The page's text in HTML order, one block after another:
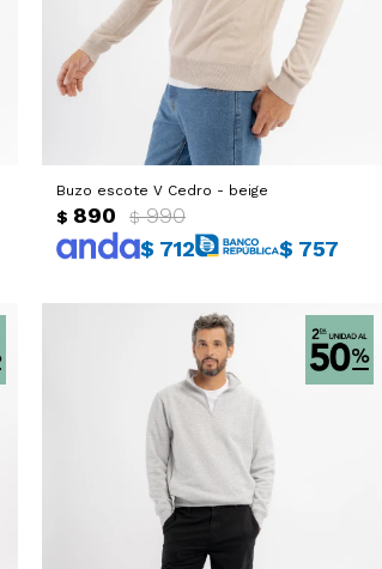
Buzo escote V Cedro - beige
$ 890 $ 990
$ 712 $ 757